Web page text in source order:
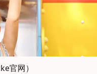
官网）